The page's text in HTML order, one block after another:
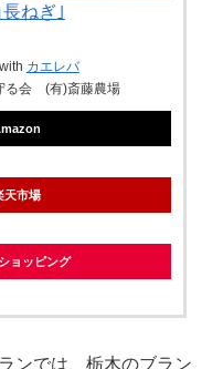
ねぎ｣
カエレバ
る会 (有)斎藤農場
天市場
ョッピング
ンでは、栃木のブラン